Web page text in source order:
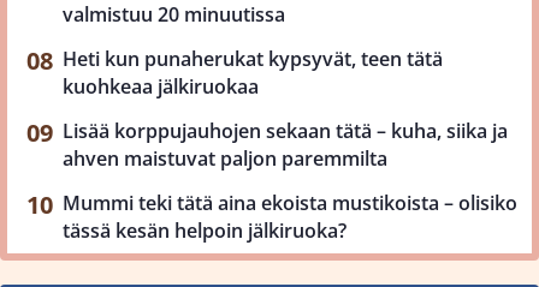
valmistuu 20 minuutissa
Heti kun punaherukat kypsyvät, teen tätä
kuohkeaa jälkiruokaa
Lisää korppujauhojen sekaan tätä – kuha, siika ja
ahven maistuvat paljon paremmilta
Mummi teki tätä aina ekoista mustikoista – olisiko
tässä kesän helpoin jälkiruoka?